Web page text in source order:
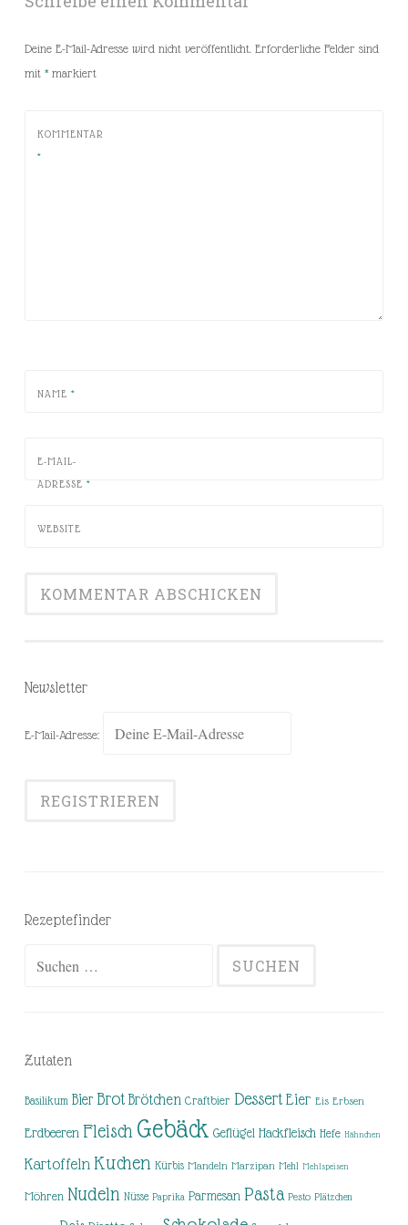
Deine E-Mail-Adresse wird nicht veröffentlicht. Erforderliche Felder sind
mit *markiert
KOMMENTAR
*
NAME *
E-MAIL-
ADRESSE *
WEBSITE
Newsletter
E-Mail-Adresse:
Rezeptefinder
Zutaten
Basilikum Bier Brot Brötchen Craftbier Dessert Eier Eis Erbsen
Erdbeeren Fleisch Gebäck Geflügel Hackfleisch Hefe Hähnchen
Kartoffeln Kuchen Kürbis Mandeln Marzipan Mehl Mehlspeisen
Möhren Nudeln Nüsse Paprika Parmesan Pasta Pesto Plätzchen